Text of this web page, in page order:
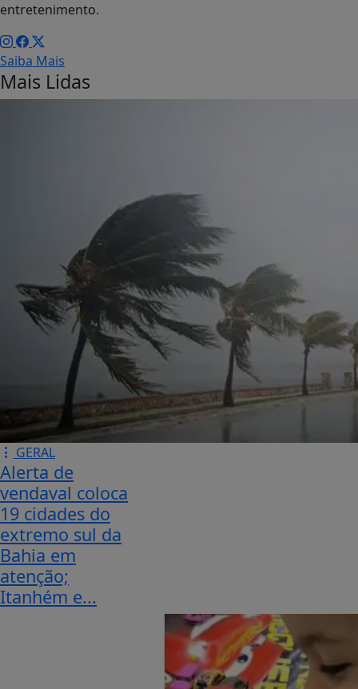
entretenimento.
Saiba Mais
Mais Lidas
GERAL
Alerta de
vendaval coloca
19 cidades do
extremo sul da
Bahia em
atenção;
Itanhém e...